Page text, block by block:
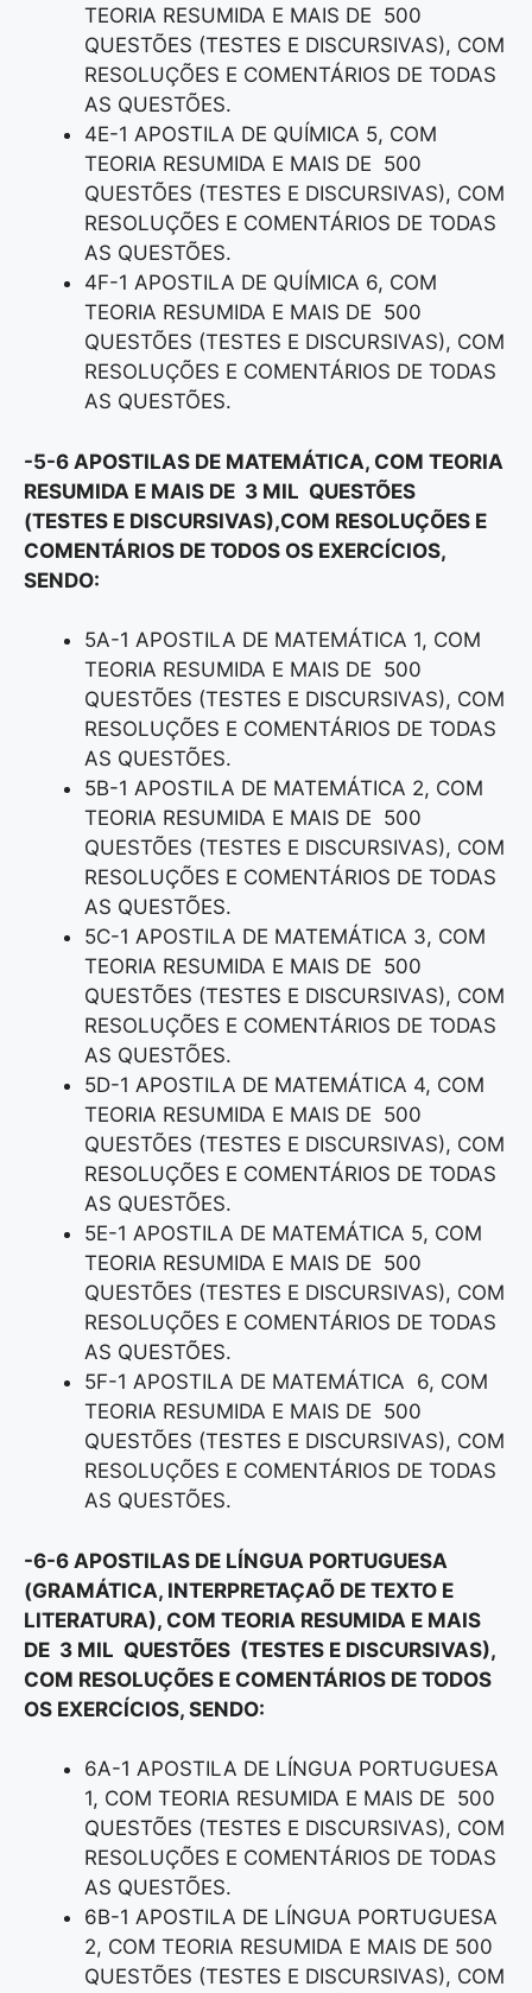
TEORIA RESUMIDA E MAIS DE 500
QUESTÕES (TESTES E DISCURSIVAS), COM
RESOLUÇÕES E COMENTÁRIOS DE TODAS
AS QUESTÕES.
4E-1 APOSTILA DE QUÍMICA 5, COM
TEORIA RESUMIDA E MAIS DE 500
QUESTÕES (TESTES E DISCURSIVAS), COM
RESOLUÇÕES E COMENTÁRIOS DE TODAS
AS QUESTÕES.
4F-1 APOSTILA DE QUÍMICA 6, COM
TEORIA RESUMIDA E MAIS DE 500
QUESTÕES (TESTES E DISCURSIVAS), COM
RESOLUÇÕES E COMENTÁRIOS DE TODAS
AS QUESTÕES.
-5-6 APOSTILAS DE MATEMÁTICA, COM TEORIA
RESUMIDA E MAIS DE 3 MIL QUESTÕES
(TESTES E DISCURSIVAS),COM RESOLUÇÕES E
COMENTÁRIOS DE TODOS OS EXERCÍCIOS,
SENDO:
5A-1 APOSTILA DE MATEMÁTICA 1, COM
TEORIA RESUMIDA E MAIS DE 500
QUESTÕES (TESTES E DISCURSIVAS), COM
RESOLUÇÕES E COMENTÁRIOS DE TODAS
AS QUESTÕES.
5B-1 APOSTILA DE MATEMÁTICA 2, COM
TEORIA RESUMIDA E MAIS DE 500
QUESTÕES (TESTES E DISCURSIVAS), COM
RESOLUÇÕES E COMENTÁRIOS DE TODAS
AS QUESTÕES.
5C-1 APOSTILA DE MATEMÁTICA 3, COM
TEORIA RESUMIDA E MAIS DE 500
QUESTÕES (TESTES E DISCURSIVAS), COM
RESOLUÇÕES E COMENTÁRIOS DE TODAS
AS QUESTÕES.
5D-1 APOSTILA DE MATEMÁTICA 4, COM
TEORIA RESUMIDA E MAIS DE 500
QUESTÕES (TESTES E DISCURSIVAS), COM
RESOLUÇÕES E COMENTÁRIOS DE TODAS
AS QUESTÕES.
5E-1 APOSTILA DE MATEMÁTICA 5, COM
TEORIA RESUMIDA E MAIS DE 500
QUESTÕES (TESTES E DISCURSIVAS), COM
RESOLUÇÕES E COMENTÁRIOS DE TODAS
AS QUESTÕES.
5F-1 APOSTILA DE MATEMÁTICA 6, COM
TEORIA RESUMIDA E MAIS DE 500
QUESTÕES (TESTES E DISCURSIVAS), COM
RESOLUÇÕES E COMENTÁRIOS DE TODAS
AS QUESTÕES.
-6-6 APOSTILAS DE LÍNGUA PORTUGUESA
(GRAMÁTICA, INTERPRETAÇAÕ DE TEXTO E
LITERATURA), COM TEORIA RESUMIDA E MAIS
DE 3 MIL QUESTÕES (TESTES E DISCURSIVAS),
COM RESOLUÇÕES E COMENTÁRIOS DE TODOS
OS EXERCÍCIOS, SENDO:
6A-1 APOSTILA DE LÍNGUA PORTUGUESA
1, COM TEORIA RESUMIDA E MAIS DE 500
QUESTÕES (TESTES E DISCURSIVAS), COM
RESOLUÇÕES E COMENTÁRIOS DE TODAS
AS QUESTÕES.
6B-1 APOSTILA DE LÍNGUA PORTUGUESA
2, COM TEORIA RESUMIDA E MAIS DE 500
QUESTÕES (TESTES E DISCURSIVAS), COM